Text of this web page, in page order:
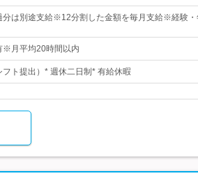
分は別途支給※12分割した金額を毎月支給※経験・
月平均20時間以内
ト提出）* 週休二日制* 有給休暇